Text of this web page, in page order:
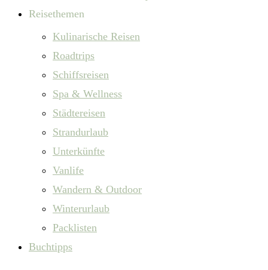
Reisethemen
Kulinarische Reisen
Roadtrips
Schiffsreisen
Spa & Wellness
Städtereisen
Strandurlaub
Unterkünfte
Vanlife
Wandern & Outdoor
Winterurlaub
Packlisten
Buchtipps